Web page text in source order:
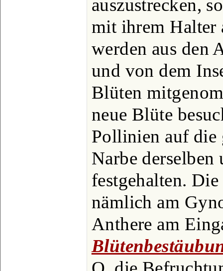
auszustrecken,
mit ihrem Halter
werden aus den
und von dem
Blüten
neue Blüte
Pollinien auf die
Narbe
festgehalten.
nämlich am
Anthere am